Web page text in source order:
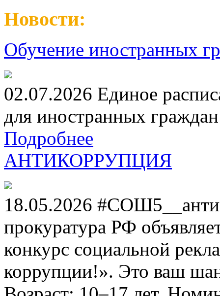
Новости:
Обучение иностранных
02.07.2026 Единое
для иностранных
Подробнее
АНТИКОРРУПЦИЯ
18.05.2026
прокуратура РФ
конкурс социальной
коррупции!». Это ваш